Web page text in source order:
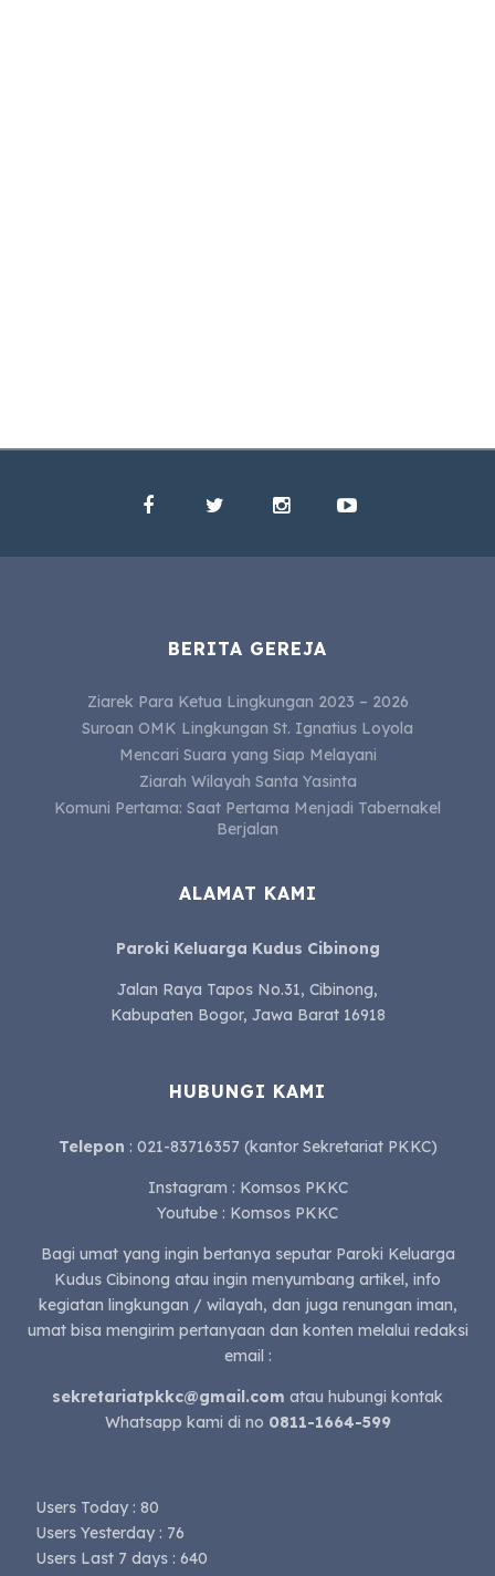
BERITA GEREJA
Ziarek Para Ketua Lingkungan 2023 – 2026
Suroan OMK Lingkungan St. Ignatius Loyola
Mencari Suara yang Siap Melayani
Ziarah Wilayah Santa Yasinta
Komuni Pertama: Saat Pertama Menjadi Tabernakel
Berjalan
ALAMAT KAMI
Paroki Keluarga Kudus Cibinong
Jalan Raya Tapos No.31, Cibinong,
Kabupaten Bogor, Jawa Barat 16918
HUBUNGI KAMI
Telepon : 021-83716357 (kantor Sekretariat PKKC)
Instagram : Komsos PKKC
Youtube : Komsos PKKC
Bagi umat yang ingin bertanya seputar Paroki Keluarga
Kudus Cibinong atau ingin menyumbang artikel, info
kegiatan lingkungan / wilayah, dan juga renungan iman,
umat bisa mengirim pertanyaan dan konten melalui redaksi
email :
sekretariatpkkc@gmail.com atau hubungi kontak
Whatsapp kami di no 0811-1664-599
Users Today : 80
Users Yesterday : 76
Users Last 7 days : 640